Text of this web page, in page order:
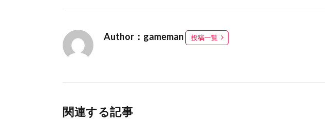
Author：gameman 投稿一覧
関連する記事